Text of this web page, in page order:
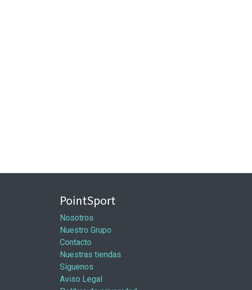
PointSport
Nosotros
Nuestro Grupo
Contacto
Nuestras tiendas
Síguenos
Aviso Legal